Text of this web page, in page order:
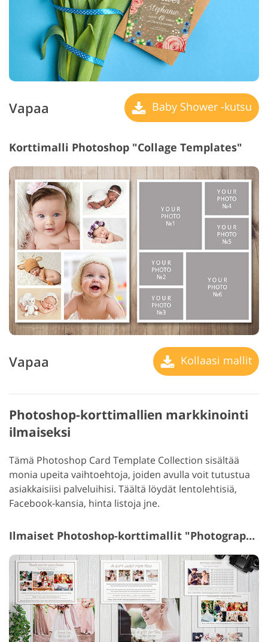
Vapaa Baby Shower -kutsu
Korttimalli Photoshop "Collage Templates"
Vapaa Kollaasi mallit
Photoshop-korttimallien markkinointi
ilmaiseksi
Tämä Photoshop Card Template Collection sisältää
monia upeita vaihtoehtoja, joiden avulla voit tutustua
asiakkaisiisi palveluihisi. Täältä löydät lentolehtisiä,
Facebook-kansia, hinta listoja jne.
Ilmaiset Photoshop-korttimallit "Photography Marketing Templates"